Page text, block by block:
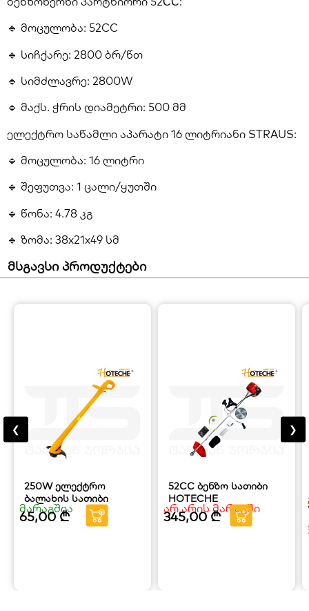
🔹 მოცულობა: 52CC
🔹 სიჩქარე: 2800 ბრ/წთ
🔹 სიმძლავრე: 2800W
🔹 მაქს. ჭრის დიამეტრი: 500 მმ
ელექტრო საწამლი აპარატი 16 ლიტრიანი STRAUS:
🔹 მოცულობა: 16 ლიტრი
🔹 შეფუთვა: 1 ცალი/ყუთში
🔹 წონა: 4.78 კგ
🔹 ზომა: 38x21x49 სმ
მსგავსი პროდუქტები
250W ელექტრო
ბალახის სათიბი
მარაგშია
65,00₾
52CC ბენზო სათიბი
HOTECHE
არ არის მარაგში
345,00₾
❮ ❯